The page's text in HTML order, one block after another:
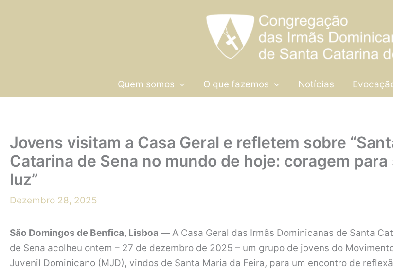
Quem somos O que fazemos Notícias
Jovens visitam a Casa Geral e refletem sobre
Catarina de Sena no mundo de hoje: coragem para
luz”
Dezembro 28, 2025
São Domingos de Benfica, Lisboa — A Casa Geral das Irmãs Dominicanas de Santa
de Sena acolheu ontem – 27 de dezembro de 2025 – um grupo de jovens do
Juvenil Dominicano (MJD), vindos de Santa Maria da Feira, para um encontro de